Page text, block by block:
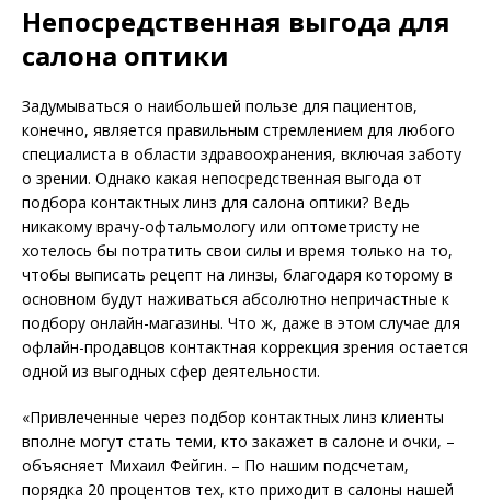
Непосредственная выгода для
салона оптики
Задумываться о наибольшей пользе для пациентов,
конечно, является правильным стремлением для любого
специалиста в области здравоохранения, включая заботу
о зрении. Однако какая непосредственная выгода от
подбора контактных линз для салона оптики? Ведь
никакому врачу-офтальмологу или оптометристу не
хотелось бы потратить свои силы и время только на то,
чтобы выписать рецепт на линзы, благодаря которому в
основном будут наживаться абсолютно непричастные к
подбору онлайн-магазины. Что ж, даже в этом случае для
офлайн-продавцов контактная коррекция зрения остается
одной из выгодных сфер деятельности.
«Привлеченные через подбор контактных линз клиенты
вполне могут стать теми, кто закажет в салоне и очки, –
объясняет Михаил Фейгин. – По нашим подсчетам,
порядка 20 процентов тех, кто приходит в салоны нашей